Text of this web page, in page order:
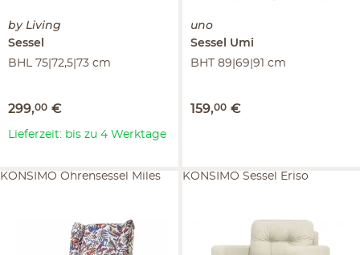
by Living
Sessel
BHL 75|72,5|73 cm
299,00 €
Lieferzeit: bis zu 4 Werktage
uno
Sessel
Umi
BHT 89|69|91 cm
159,00 €
KONSIMO Ohrensessel Miles KONSIMO Sessel Eriso